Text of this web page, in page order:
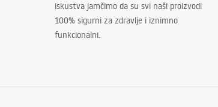
iskustva jamčimo da su svi naši proizvodi
100% sigurni za zdravlje i iznimno
funkcionalni.